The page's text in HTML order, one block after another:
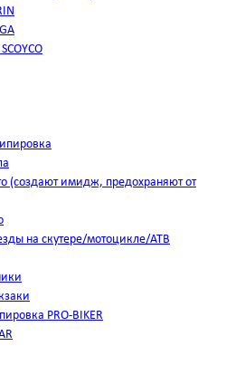
(создают имидж, предохраняют от
на скутере/мотоцикле/АТВ
PRO-BIKER